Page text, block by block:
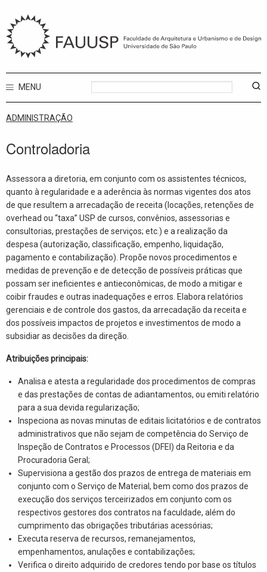
MENU
ADMINISTRAÇÃO
Controladoria
Assessora a diretoria, em conjunto com os assistentes técnicos,
quanto à regularidade e a aderência às normas vigentes dos atos
de que resultem a arrecadação de receita (locações, retenções de
overhead ou “taxa” USP de cursos, convênios, assessorias e
consultorias, prestações de serviços; etc.) e a realização da
despesa (autorização, classificação, empenho, liquidação,
pagamento e contabilização). Propõe novos procedimentos e
medidas de prevenção e de detecção de possíveis práticas que
possam ser ineficientes e antieconômicas, de modo a mitigar e
coibir fraudes e outras inadequações e erros. Elabora relatórios
gerenciais e de controle dos gastos, da arrecadação da receita e
dos possíveis impactos de projetos e investimentos de modo a
subsidiar as decisões da direção.
Atribuições principais:
Analisa e atesta a regularidade dos procedimentos de compras
e das prestações de contas de adiantamentos, ou emiti relatório
para a sua devida regularização;
Inspeciona as novas minutas de editais licitatórios e de contratos
administrativos que não sejam de competência do Serviço de
Inspeção de Contratos e Processos (DFEI) da Reitoria e da
Procuradoria Geral;
Supervisiona a gestão dos prazos de entrega de materiais em
conjunto com o Serviço de Material, bem como dos prazos de
execução dos serviços terceirizados em conjunto com os
respectivos gestores dos contratos na faculdade, além do
cumprimento das obrigações tributárias acessórias;
Executa reserva de recursos, remanejamentos,
empenhamentos, anulações e contabilizações;
Verifica o direito adquirido de credores tendo por base os títulos